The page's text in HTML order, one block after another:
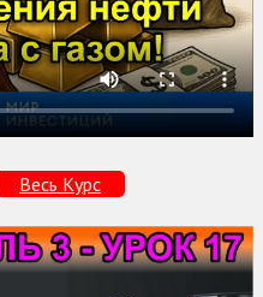
Весь Курс